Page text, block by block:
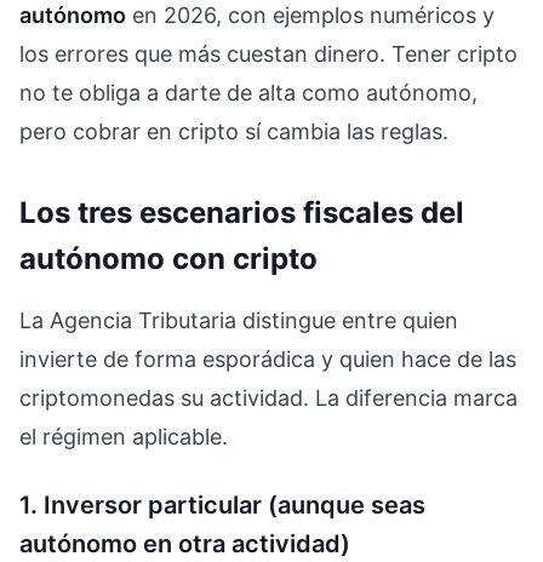
autónomo en 2026, con ejemplos numéricos y
los errores que más cuestan dinero. Tener cripto
no te obliga a darte de alta como autónomo,
pero cobrar en cripto sí cambia las reglas.
Los tres escenarios fiscales del
autónomo con cripto
La Agencia Tributaria distingue entre quien
invierte de forma esporádica y quien hace de las
criptomonedas su actividad. La diferencia marca
el régimen aplicable.
1. Inversor particular (aunque seas
autónomo en otra actividad)